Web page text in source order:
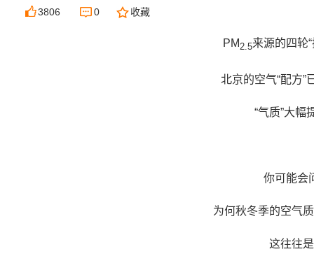
3806
0 收藏
PM2.5来源的四轮
北京的空气“配方”
“气质”大幅
你可能会
为何秋冬季的空气
这往往是